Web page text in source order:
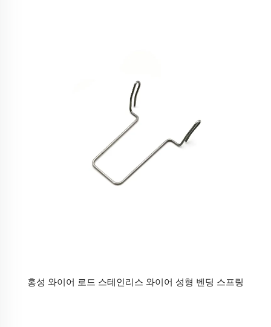
홍성 와이어 로드 스테인리스 와이어 성형 벤딩 스프링